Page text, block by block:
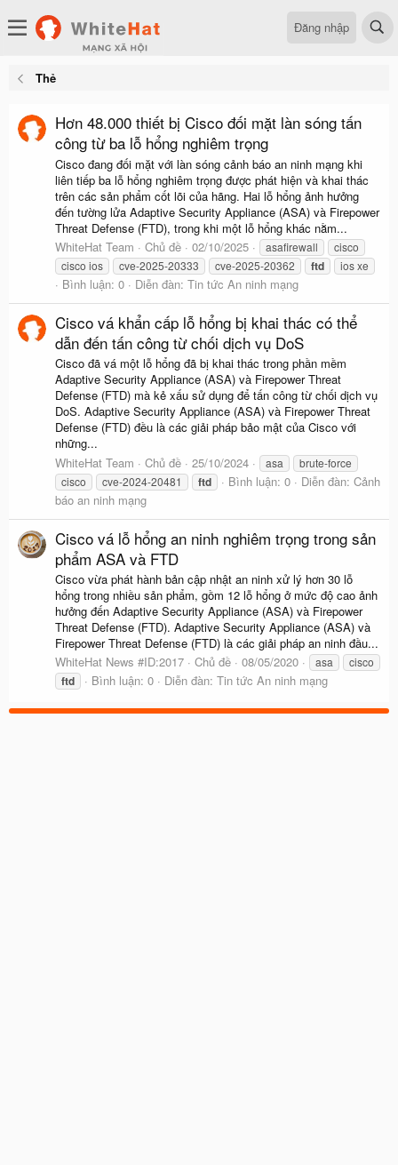
Đăng nhập
Thẻ
Hơn 48.000 thiết bị Cisco đối mặt làn sóng tấn
công từ ba lỗ hổng nghiêm trọng
Cisco đang đối mặt với làn sóng cảnh báo an ninh mạng khi
liên tiếp ba lỗ hổng nghiêm trọng được phát hiện và khai thác
trên các sản phẩm cốt lõi của hãng. Hai lỗ hổng ảnh hưởng
đến tường lửa Adaptive Security Appliance (ASA) và Firepower
Threat Defense (FTD), trong khi một lỗ hổng khác nằm...
WhiteHat Team
Chủ đề 02/10/2025 asafirewall
cisco
cisco ios
cve-2025-20333 cve-2025-20362 ftd ios xe
Bình luận: 0 Diễn đàn: Tin tức An ninh mạng
Cisco vá khẩn cấp lỗ hổng bị khai thác có thể
dẫn đến tấn công từ chối dịch vụ DoS
Cisco đã vá một lỗ hổng đã bị khai thác trong phần mềm
Adaptive Security Appliance (ASA) và Firepower Threat
Defense (FTD) mà kẻ xấu sử dụng để tấn công từ chối dịch vụ
DoS. Adaptive Security Appliance (ASA) và Firepower Threat
Defense (FTD) đều là các giải pháp bảo mật của Cisco với
những...
WhiteHat Team
Chủ đề 25/10/2024 asa
brute-force
cisco
cve-2024-20481 ftd Bình luận: 0 Diễn đàn: Cảnh
báo an ninh mạng
Cisco vá lỗ hổng an ninh nghiêm trọng trong sản
phẩm ASA và FTD
Cisco vừa phát hành bản cập nhật an ninh xử lý hơn 30 lỗ
hổng trong nhiều sản phẩm, gồm 12 lỗ hổng ở mức độ cao ảnh
hưởng đến Adaptive Security Appliance (ASA) và Firepower
Threat Defense (FTD). Adaptive Security Appliance (ASA) và
Firepower Threat Defense (FTD) là các giải pháp an ninh đầu...
WhiteHat News #ID:2017
Chủ đề 08/05/2020 asa cisco
ftd Bình luận: 0 Diễn đàn: Tin tức An ninh mạng